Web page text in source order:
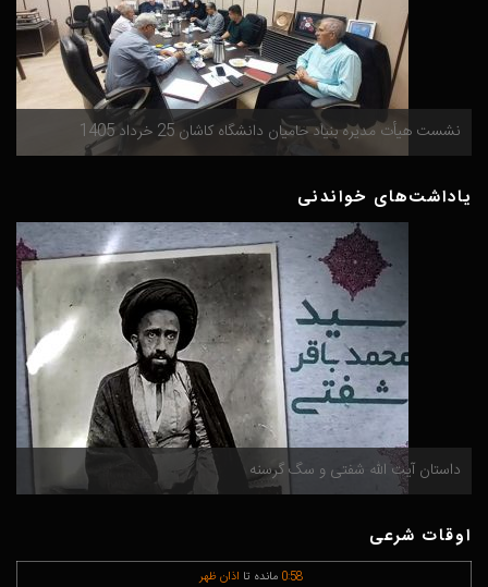
نشست هیأت مدیره بنیاد حامیان دانشگاه کاشان 25 خرداد 1405
یاداشت‌های خواندنی
داستان آیت الله شفتی و سگ گرسنه
اوقات شرعی
0:58 مانده تا اذان ظهر